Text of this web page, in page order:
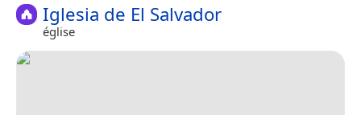
Iglesia de El Salvador
église